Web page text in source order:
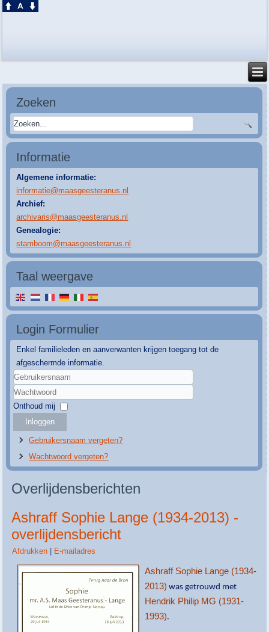
Zoeken
Informatie
Algemene informatie:
informatie@maasgeesteranus.nl
Archief:
archivaris@maasgeesteranus.nl
Genealogie:
stamboom@maasgeesteranus.nl
Taal weergave
Login Formulier
Enkel familieleden en aanverwanten krijgen toegang tot de
afgeschermde informatie.
Gebruikersnaam
Wachtwoord
Onthoud mij
Inloggen
Gebruikersnaam vergeten?
Wachtwoord vergeten?
Overlijdensberichten
Ashraff Sophie Lange (1934-2013) -
overlijdensbericht
Afdrukken E-mailadres
Ashraff Sophie Lange (1934-
2013) was getrouwd met
Hendrik Philip MG (1931-
1993).